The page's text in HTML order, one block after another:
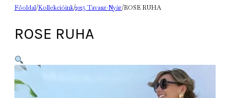
Főoldal/Kollekcióink/2025 Tavasz-Nyár/ROSE RUHA
ROSE RUHA